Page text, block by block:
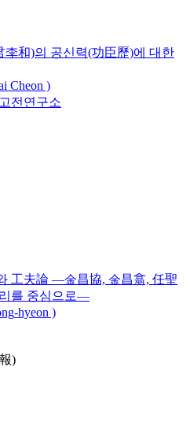
李和)의 공신력(功臣歷)에 대한
Cheon )
전연구소
工夫論 ―金昌協, 金昌翕, 任聖
를 중심으로―
-hyeon )
)